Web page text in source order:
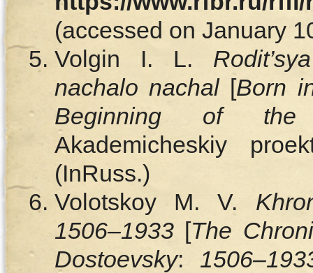
(accessed on January
Volgin I. L.
nachalo nachal [Born
Beginning of the
Akademicheskiy
(InRuss.)
Volotskoy M. V.
1506–1933[The
Dostoevsky: